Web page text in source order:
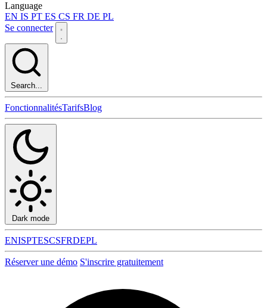
Language
EN IS PT ES CS FR DE PL
Se connecter
Search...
FonctionnalitésTarifsBlog
Dark mode
ENISPTESCSFRDEPL
Réserver une démo S'inscrire gratuitement